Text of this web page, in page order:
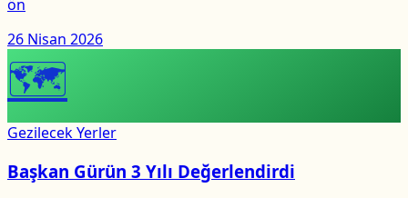
ön
26 Nisan 2026
🗺
Gezilecek Yerler
Başkan Gürün 3 Yılı Değerlendirdi